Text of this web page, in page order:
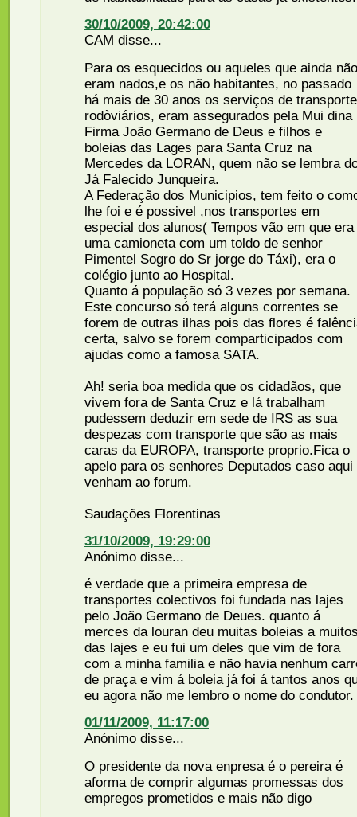
30/10/2009, 20:42:00
CAM disse...
Para os esquecidos ou aqueles que ainda não
eram nados,e os não habitantes, no passado
há mais de 30 anos os serviços de
rodòviários, eram assegurados pela Mui dina
Firma João Germano de Deus e filhos e
boleias das Lages para Santa Cruz na
Mercedes da LORAN, quem não se lembra
Já Falecido Junqueira.
A Federação dos Municipios, tem feito o
lhe foi e é possivel ,nos transportes em
especial dos alunos( Tempos vão em que era
uma camioneta com um toldo de senhor
Pimentel Sogro do Sr jorge do Táxi), era o
colégio junto ao Hospital.
Quanto á população só 3 vezes por semana.
Este concurso só terá alguns correntes se
forem de outras ilhas pois das flores é
certa, salvo se forem comparticipados com
ajudas como a famosa SATA.
Ah! seria boa medida que os cidadãos, que
vivem fora de Santa Cruz e lá trabalham
pudessem deduzir em sede de IRS as sua
despezas com transporte que são as mais
caras da EUROPA, transporte proprio.Fica o
apelo para os senhores Deputados caso aqui
venham ao forum.
Saudações Florentinas
31/10/2009, 19:29:00
Anónimo disse...
é verdade que a primeira empresa de
transportes colectivos foi fundada nas lajes
pelo João Germano de Deues. quanto á
merces da louran deu muitas boleias a
das lajes e eu fui um deles que vim de fora
com a minha familia e não havia nenhum
de praça e vim á boleia já foi á tantos anos
eu agora não me lembro o nome do condutor.
01/11/2009, 11:17:00
Anónimo disse...
O presidente da nova enpresa é o pereira é
aforma de comprir algumas promessas dos
empregos prometidos e mais não digo